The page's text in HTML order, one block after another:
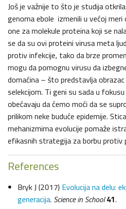
Još je važnije to što je studija
genoma ebole izmenili u većoj meri
one za molekule proteina koji se
se da su ovi proteini virusa meta
protiv infekcije, tako da brze
mogu da pomognu virusu da
domaćina – što predstavlja
selekcijom. Ti geni su sada u
obećavaju da ćemo moći da se
prilikom neke buduće epidemije.
mehanizmima evolucije pomaže
efikasnih strategija za borbu protiv
References
Bryk J (2017) Evolucija na delu:
generacija. Science in School 41.